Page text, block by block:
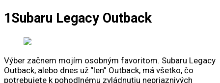
1Subaru Legacy Outback
Výber začnem mojím osobným favoritom. Subaru Legacy
Outback, alebo dnes už “len” Outback, má všetko, čo
potrebujete k pohodlnému zvládnutiu nepriaznivých